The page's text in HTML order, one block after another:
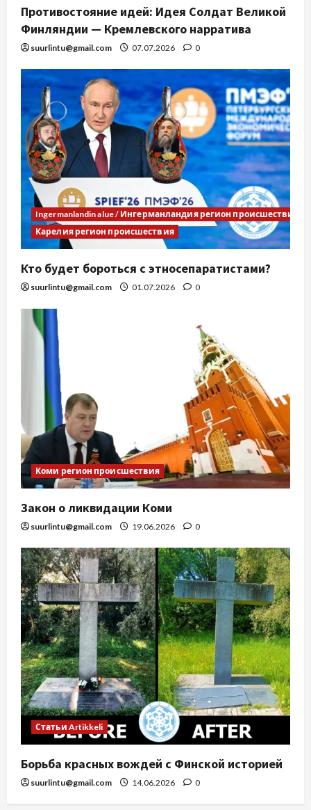
Противостояние идей: Идея Солдат Великой
Финляндии — Кремлевского нарратива
suurlintu@gmail.com 07.07.2026 0
Ingermanlandin alue / Ингерманландия регион происшествия
Карелия регион происшествия
Кто будет бороться с этносепаратистами?
suurlintu@gmail.com 01.07.2026 0
Коми регион происшествия
Закон о ликвидации Коми
suurlintu@gmail.com 19.06.2026 0
Статьи Artikkeli
Борьба красных вождей с Финской историей
suurlintu@gmail.com 14.06.2026 0